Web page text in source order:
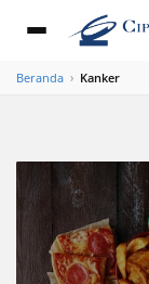
Beranda › Kanker